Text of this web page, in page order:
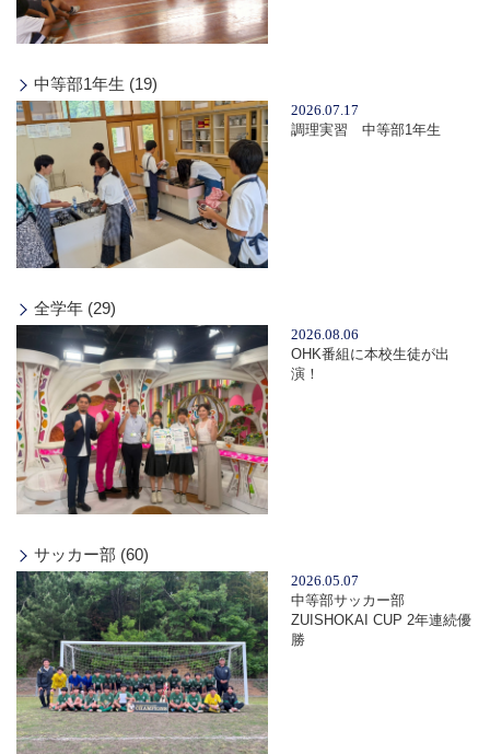
中等部1年生 (19)
2026.07.17
調理実習 中等部1年生
全学年 (29)
2026.08.06
OHK番組に本校生徒が出
演！
サッカー部 (60)
2026.05.07
中等部サッカー部
ZUISHOKAI CUP 2年連続優
勝